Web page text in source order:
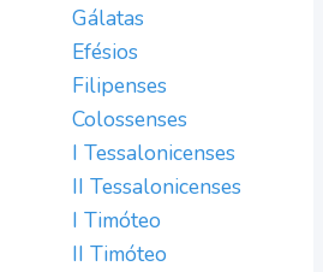
Gálatas
Efésios
Filipenses
Colossenses
I Tessalonicenses
II Tessalonicenses
I Timóteo
II Timóteo